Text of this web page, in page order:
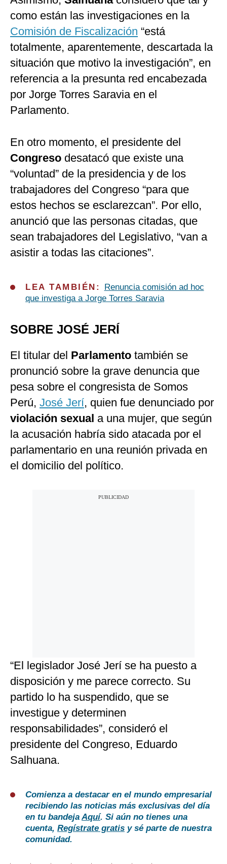
como están las investigaciones en la
Comisión de Fiscalización “está
totalmente, aparentemente, descartada la
situación que motivo la investigación”, en
referencia a la presunta red encabezada
por Jorge Torres Saravia en el
Parlamento.
En otro momento, el presidente del
Congreso desatacó que existe una
“voluntad” de la presidencia y de los
trabajadores del Congreso “para que
estos hechos se esclarezcan”. Por ello,
anunció que las personas citadas, que
sean trabajadores del Legislativo, “van a
asistir a todas las citaciones”.
LEA TAMBIÉN:
Renuncia comisión ad hoc
que investiga a Jorge Torres Saravia
SOBRE JOSÉ JERÍ
El titular del Parlamento también se
pronunció sobre la grave denuncia que
pesa sobre el congresista de Somos
Perú, José Jerí, quien fue denunciado por
violación sexual a una mujer, que según
la acusación habría sido atacada por el
parlamentario en una reunión privada en
el domicilio del político.
“El legislador José Jerí se ha puesto a
disposición y me parece correcto. Su
partido lo ha suspendido, que se
investigue y determinen
responsabilidades”, consideró el
presidente del Congreso, Eduardo
Salhuana.
Comienza a destacar en el mundo empresarial
recibiendo las noticias más exclusivas del día
en tu bandejaAquí. Si aún no tienes una
cuenta, Regístrate gratis y sé parte de nuestra
comunidad.